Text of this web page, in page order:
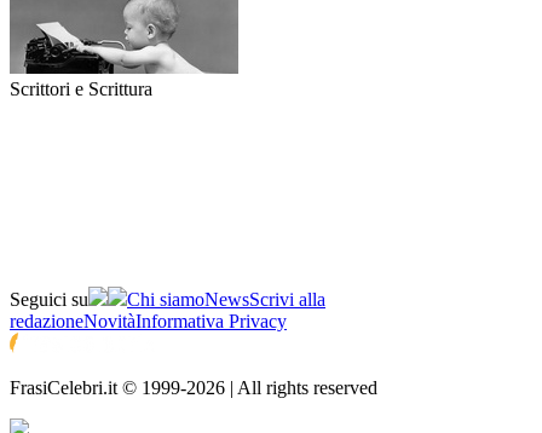
Scrittori e Scrittura
Seguici su Chi siamoNewsScrivi alla
redazioneNovitàInformativa Privacy
FrasiCelebri.it © 1999-2026 | All rights reserved